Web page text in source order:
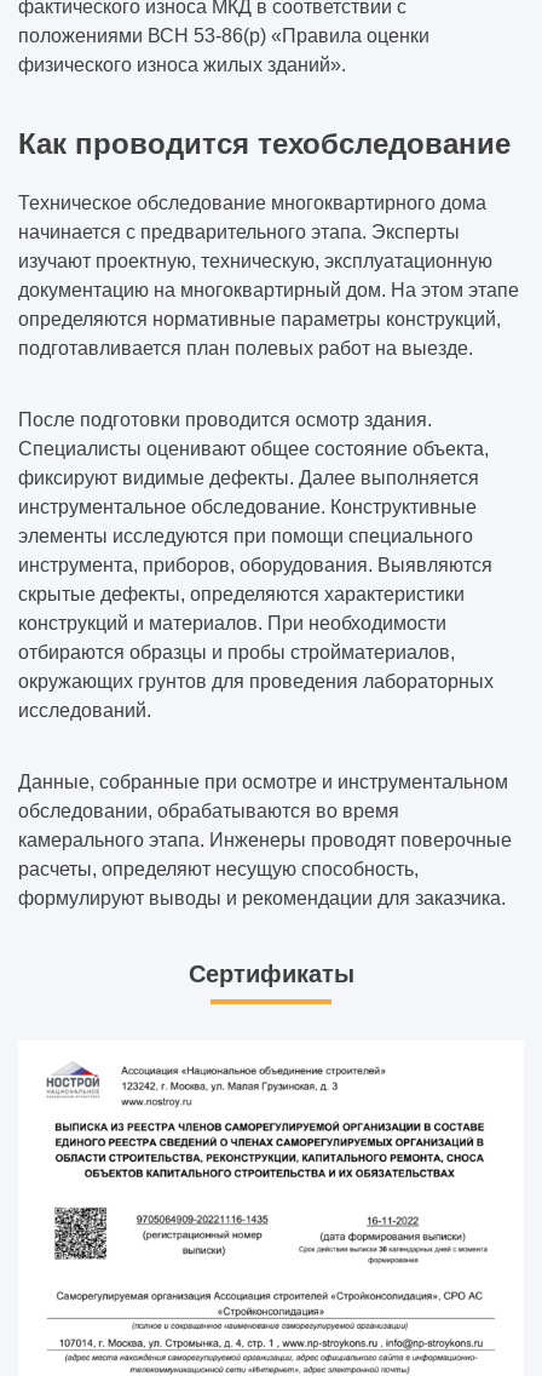
фактического износа МКД в соответствии с
положениями ВСН 53-86(р) «Правила оценки
физического износа жилых зданий».
Как проводится техобследование
Техническое обследование многоквартирного дома
начинается с предварительного этапа. Эксперты
изучают проектную, техническую, эксплуатационную
документацию на многоквартирный дом. На этом этапе
определяются нормативные параметры конструкций,
подготавливается план полевых работ на выезде.
После подготовки проводится осмотр здания.
Специалисты оценивают общее состояние объекта,
фиксируют видимые дефекты. Далее выполняется
инструментальное обследование. Конструктивные
элементы исследуются при помощи специального
инструмента, приборов, оборудования. Выявляются
скрытые дефекты, определяются характеристики
конструкций и материалов. При необходимости
отбираются образцы и пробы стройматериалов,
окружающих грунтов для проведения лабораторных
исследований.
Данные, собранные при осмотре и инструментальном
обследовании, обрабатываются во время
камерального этапа. Инженеры проводят поверочные
расчеты, определяют несущую способность,
формулируют выводы и рекомендации для заказчика.
Сертификаты